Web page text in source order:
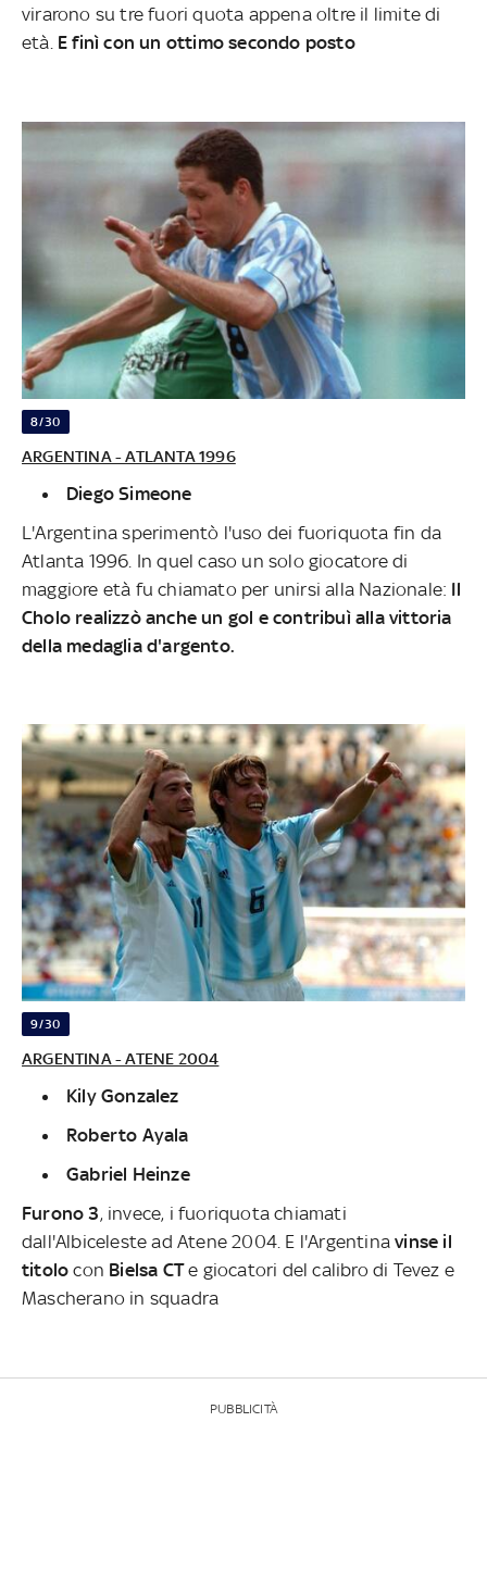
virarono su tre fuori quota appena oltre il limite di
età. E finì con un ottimo secondo posto
8/30
ARGENTINA - ATLANTA 1996
Diego Simeone
L'Argentina sperimentò l'uso dei fuoriquota fin da
Atlanta 1996. In quel caso un solo giocatore di
maggiore età fu chiamato per unirsi alla Nazionale: Il
Cholo realizzò anche un gol e contribuì alla vittoria
della medaglia d'argento.
9/30
ARGENTINA - ATENE 2004
Kily Gonzalez
Roberto Ayala
Gabriel Heinze
Furono 3, invece, i fuoriquota chiamati
dall'Albiceleste ad Atene 2004. E l'Argentinavinse il
titolo con Bielsa CTe giocatori del calibro di Tevez e
Mascherano in squadra
PUBBLICITÀ